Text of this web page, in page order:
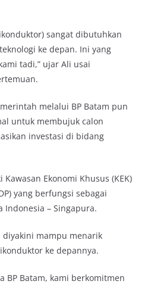
sangat dibutuhkan
ke depan. Ini yang
tadi,” ujar Ali usai
melalui BP Batam pun
untuk membujuk calon
investasi di bidang
Ekonomi Khusus (KEK)
yang berfungsi sebagai
– Singapura.
diyakini mampu menarik
ke depannya.
BP Batam, kami berkomitmen